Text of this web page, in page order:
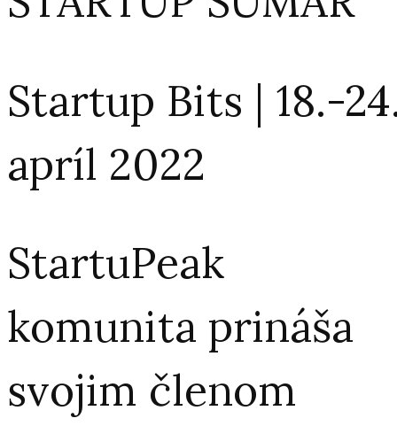
Startup Bits | 18.-
apríl 2022
StartuPeak
komunita prináša
svojim členom